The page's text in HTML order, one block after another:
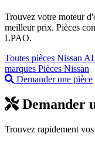
Trouvez votre moteur
meilleur prix. Pièces
LPAO.
Toutes pièces Nissan
marques Pièces Nissan
Demander une pièce
Demander
Trouvez rapidement